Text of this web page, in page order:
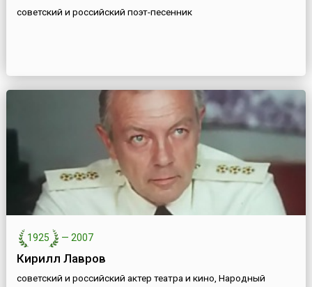
советский и российский поэт-песенник
1925 — 2007
Кирилл Лавров
советский и российский актер театра и кино, Народный